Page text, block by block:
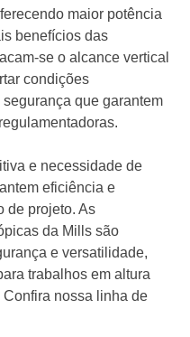
maior potência
benefícios das
se o alcance vertical
condições
que garantem
e necessidade de
eficiência e
de projeto. As
da Mills são
e versatilidade,
trabalhos em altura
nossa linha de